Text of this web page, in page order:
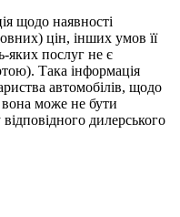
щодо наявності
цін, інших умов її
яких послуг не є
Така інформація
автомобілів, щодо
може не бути
дилерського